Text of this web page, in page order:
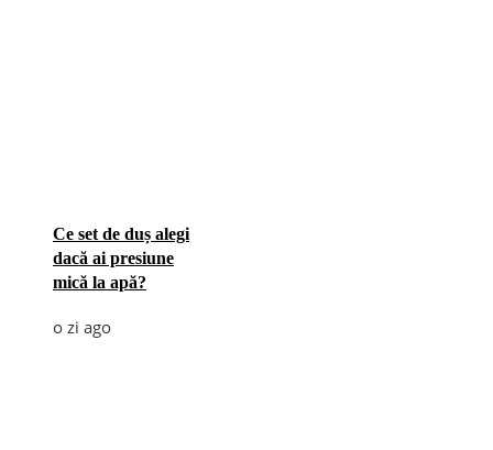
Ce set de duș alegi
dacă ai presiune
mică la apă?
o zi ago